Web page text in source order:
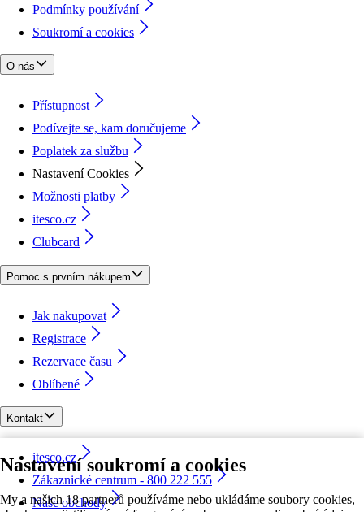
Nastavení soukromí a cookies
My a našich 18 partnerů používáme nebo ukládáme soubory cookies,
Podmínky používání
Soukromí a cookies
O nás
Přístupnost
Podívejte se, kam doručujeme
Poplatek za službu
Nastavení Cookies
Možnosti platby
itesco.cz
Clubcard
Pomoc s prvním nákupem
Jak nakupovat
Registrace
Rezervace času
Oblíbené
Kontakt
itesco.cz
Zákaznické centrum - 800 222 555
Naše obchody